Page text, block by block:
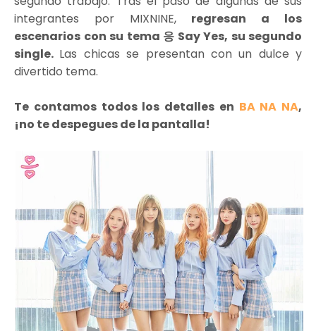
integrantes por MIXNINE, regresan a los
escenarios con su tema 응 Say Yes, su segundo
single. Las chicas se presentan con un dulce y
divertido tema.
Te contamos todos los detalles en BA NA NA,
¡no te despegues de la pantalla!